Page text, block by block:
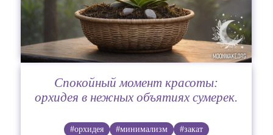
Спокойный момент красоты:
орхидея в нежных объятиях сумерек.
#орхидея #минимализм
#закат